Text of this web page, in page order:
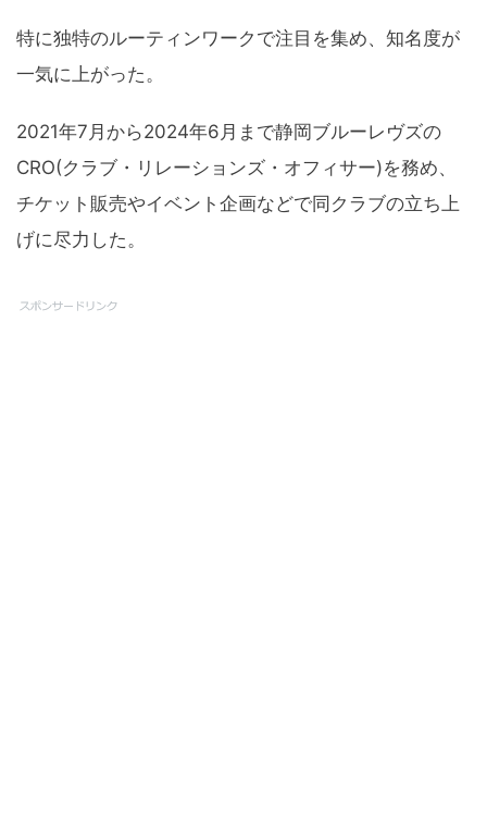
特に独特のルーティンワークで注目を集め、知名度が
一気に上がった。
2021年7月から2024年6月まで静岡ブルーレヴズの
CRO(クラブ・リレーションズ・オフィサー)を務め、
チケット販売やイベント企画などで同クラブの立ち上
げに尽力した。